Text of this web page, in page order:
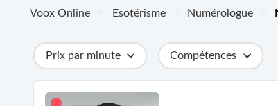
Voox Online Esotérisme Numérologue
Prix par minute
Catégories
Métiers
Compétences